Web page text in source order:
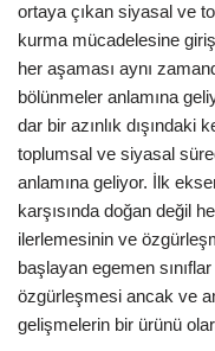
ortaya çıkan siyasal ve
kurma mücadelesine
her aşaması aynı
bölünmeler anlamına
dar bir azınlık dışındaki
toplumsal ve siyasal
anlamına geliyor. İlk
karşısında doğan değil
ilerlemesinin ve
başlayan egemen
özgürleşmesi ancak ve
gelişmelerin bir ürünü